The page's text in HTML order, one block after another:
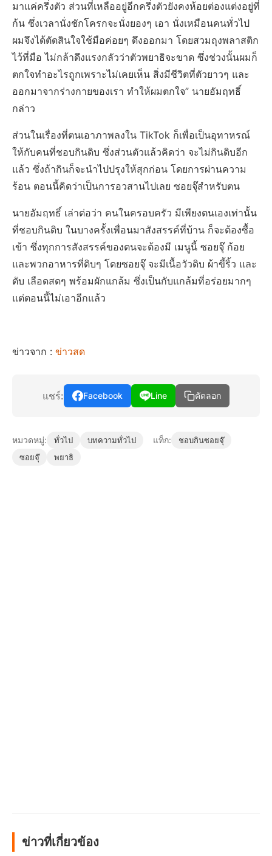
มาแค่ครึ่งตัว ส่วนที่เหลืออยู่อีกครึ่งตัวยังคงห้อยต่องแต่งอยู่ที่
ก้น ซึ่งเวลานั่งชักโครกจะนั่งยองๆ เอา นั่งเหมือนคนทั่วไป
ผมจึงได้ตัดสินใจใช้มือค่อยๆ ดึงออกมา โดยสวมถุงพลาสติก
ไว้ที่มือ ไม่กล้าดึงแรงกลัวว่าตัวพยาธิจะขาด ซึ่งช่วงนั้นผมก็
ตกใจทำอะไรถูกเพราะไม่เคยเห็น สิ่งมีชีวิตที่ตัวยาวๆ และ
ออกมาจากร่างกายของเรา ทำให้ผมตกใจ” นายอัมฤทธิ์
กล่าว
ส่วนในเรื่องที่ตนเอาภาพลงใน TikTok ก็เพื่อเป็นอุทาหรณ์
ให้กับคนที่ชอบกินดิบ ซึ่งส่วนตัวแล้วคิดว่า จะไม่กินดิบอีก
แล้ว ซึ่งถ้ากินก็จะนำไปปรุงให้สุกก่อน โดยการผ่านความ
ร้อน ตอนนี้คิดว่าเป็นการอวสานไปเลย ซอยจุ๊สำหรับตน
นายอัมฤทธิ์ เล่าต่อว่า คนในครอบครัว มีเพียงตนเองเท่านั้น
ที่ชอบกินดิบ ในบางครั้งเพื่อนมาสังสรรค์ที่บ้าน ก็จะต้องซื้อ
เข้า ซึ่งทุกการสังสรรค์ของตนจะต้องมี เมนูนี้ ซอยจุ๊ ก้อย
และพวกอาหารที่ดิบๆ โดยซอยจุ๊ จะมีเนื้อวัวดิบ ผ้าขี้ริ้ว และ
ตับ เลือดสดๆ พร้อมผักแกล้ม ซึ่งเป็นกับแกล้มที่อร่อยมากๆ
แต่ตอนนี้ไม่เอาอีกแล้ว
ข่าวจาก : ข่าวสด
แชร์: Facebook Line คัดลอก
หมวดหมู่: ทั่วไป บทความทั่วไป แท็ก:
ชอบกินซอยจุ๊
ซอยจุ๊
พยาธิ
ข่าวที่เกี่ยวข้อง